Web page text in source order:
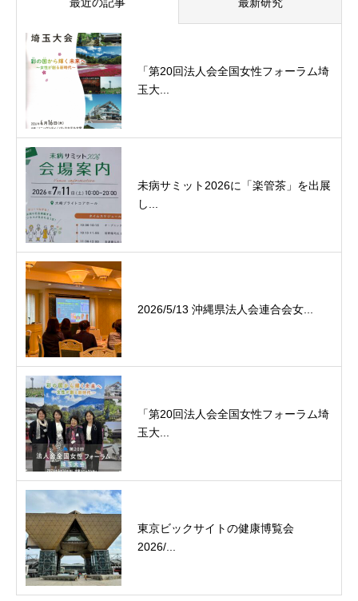
「第20回法人会全国女性フォーラム埼
玉大...
未病サミット2026に「楽管茶」を出展
し...
2026/5/13 沖縄県法人会連合会女...
「第20回法人会全国女性フォーラム埼
玉大...
東京ビックサイトの健康博覧会
2026/...